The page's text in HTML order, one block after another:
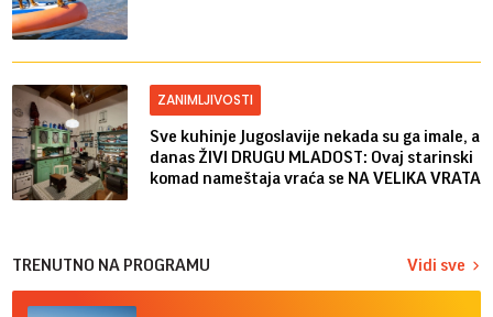
ZANIMLJIVOSTI
Sve kuhinje Jugoslavije nekada su ga imale, a
danas ŽIVI DRUGU MLADOST: Ovaj starinski
komad nameštaja vraća se NA VELIKA VRATA
TRENUTNO NA PROGRAMU Vidi sve